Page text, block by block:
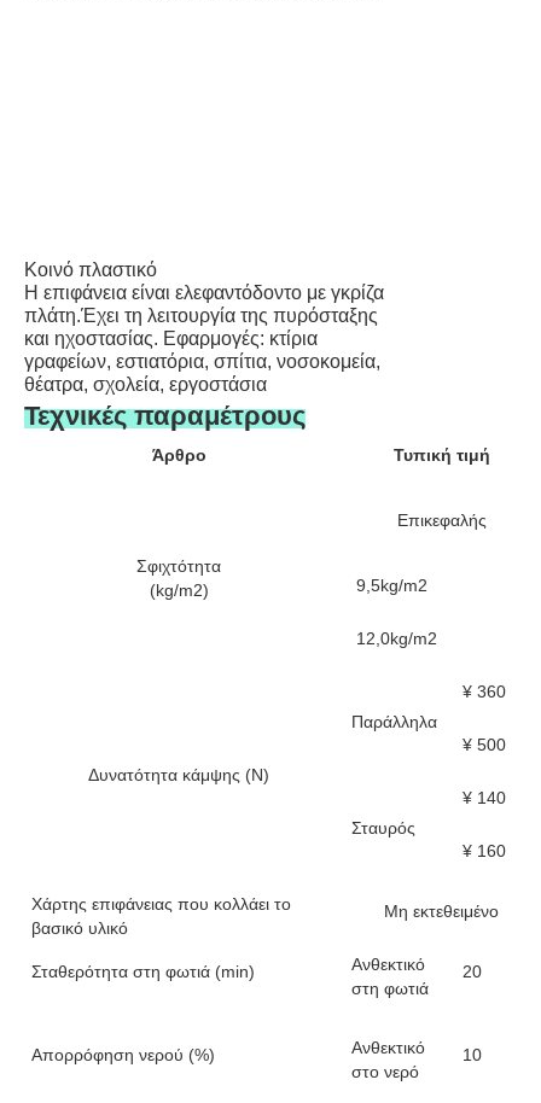
Κοινό πλαστικό
Η επιφάνεια είναι ελεφαντόδοντο με γκρίζα
πλάτη.Έχει τη λειτουργία της πυρόσταξης
και ηχοστασίας. Εφαρμογές: κτίρια
γραφείων, εστιατόρια, σπίτια, νοσοκομεία,
θέατρα, σχολεία, εργοστάσια
Τεχνικές παραμέτρους
Άρθρο Τυπική τιμή
Σφιχτότητα
(kg/m2)
Επικεφαλής
️ 9,5kg/m2
️ 12,0kg/m2
Δυνατότητα κάμψης (N)
Παράλληλα
¥ 360
¥ 500
Σταυρός
¥ 140
¥ 160
Χάρτης επιφάνειας που κολλάει το
βασικό υλικό
Μη εκτεθειμένο
Σταθερότητα στη φωτιά (min)
Ανθεκτικό
στη φωτιά
20
Απορρόφηση νερού (%)
Ανθεκτικό
στο νερό
10